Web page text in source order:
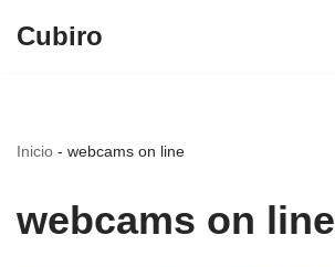
Cubiro
Inicio - webcams on line
webcams on line